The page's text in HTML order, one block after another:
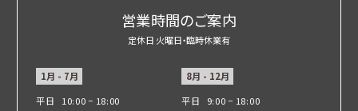
営業時間のご案内
定休日 火曜日・臨時休業有
1月 - 7月
平日
10:00 − 18:00
8月 - 12月
平日
9:00 − 18:00